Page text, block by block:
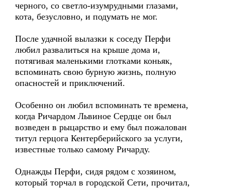
черного, со светло-изумрудными глазами,
кота, безусловно, и подумать не мог.
После удачной вылазки к соседу Перфи
любил развалиться на крыше дома и,
потягивая маленькими глотками коньяк,
вспоминать свою бурную жизнь, полную
опасностей и приключений.
Особенно он любил вспоминать те времена,
когда Ричардом Львиное Сердце он был
возведен в рыцарство и ему был пожалован
титул герцога Кентерберийского за услуги,
известные только самому Ричарду.
Однажды Перфи, сидя рядом с хозяином,
который торчал в городской Сети, прочитал,